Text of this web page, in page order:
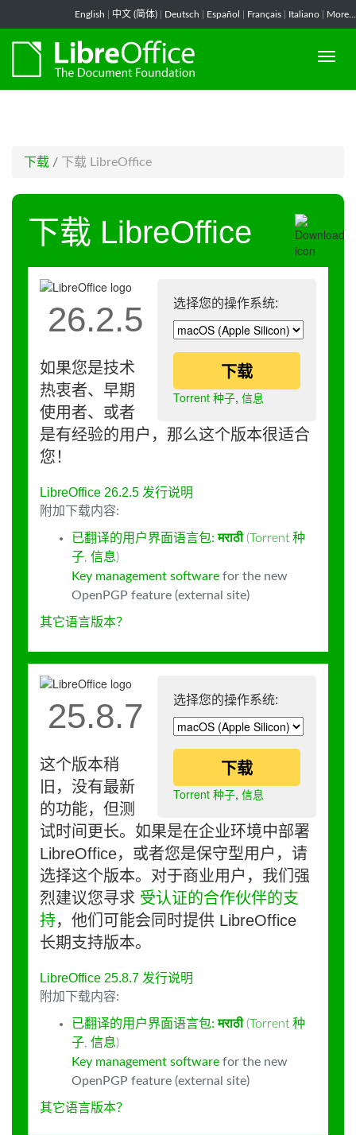
English 中文 (简体) Deutsch Español Français Italiano More...
下载 / 下载 LibreOffice
下载 LibreOffice
选择您的操作系统:
下载
Torrent 种子, 信息
26.2.5
如果您是技术
热衷者、早期
使用者、或者
是有经验的用户，那么这个版本很适合
您！
LibreOffice 26.2.5 发行说明
附加下载内容:
已翻译的用户界面语言包:मराठी (Torrent 种
子, 信息)
Key management software for the new
OpenPGP feature (external site)
其它语言版本？
选择您的操作系统:
下载
Torrent 种子, 信息
25.8.7
这个版本稍
旧，没有最新
的功能，但测
试时间更长。如果是在企业环境中部署
LibreOffice，或者您是保守型用户，请
选择这个版本。对于商业用户，我们强
烈建议您寻求 受认证的合作伙伴的支
持，他们可能会同时提供 LibreOffice
长期支持版本。
LibreOffice 25.8.7 发行说明
附加下载内容:
已翻译的用户界面语言包:मराठी (Torrent 种
子, 信息)
Key management software for the new
OpenPGP feature (external site)
其它语言版本？